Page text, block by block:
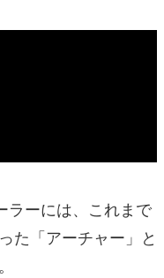
ーには、これまで
た「アーチャー」と